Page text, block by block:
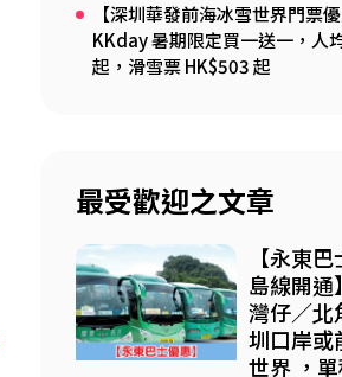
【深圳華發前海冰雪世界門票優
KKday 暑期限定買一送一，人
起，滑雪票 HK$503 起
最受歡迎之文章
【永東
島線開通
灣仔／北
圳口岸或
世界 ，